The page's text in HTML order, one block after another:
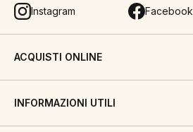
Instagram Facebook
ACQUISTI ONLINE
INFORMAZIONI UTILI